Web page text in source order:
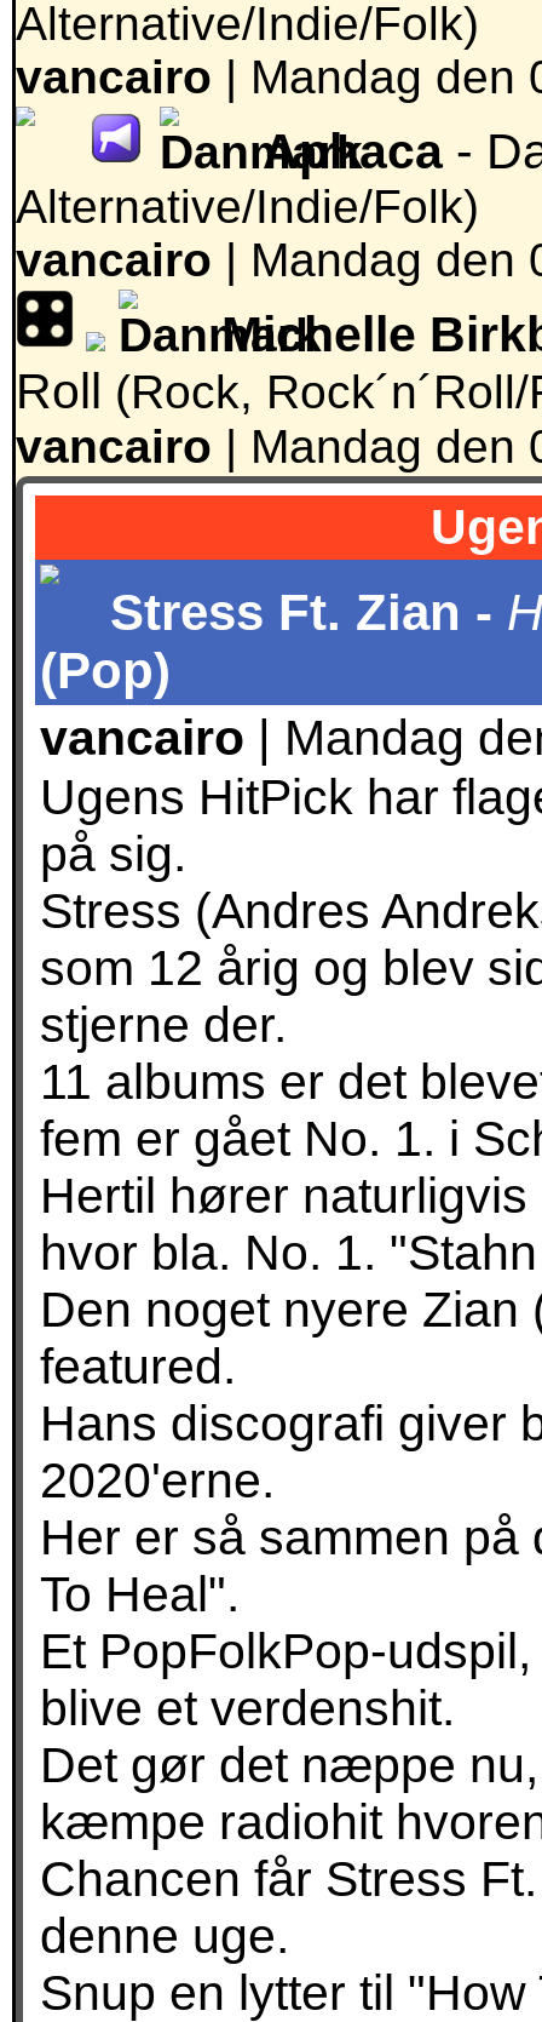
Alternative/Indie/Folk)
vancairo | Mandag den
Aphaca -
Alternative/Indie/Folk)
vancairo | Mandag den
Michelle
Roll (Rock,
vancairo | Mandag den
Stress Ft. Zian -
(Pop)
vancairo | Mandag
Ugens HitPick har
på sig.
Stress (Andres
som 12 årig og blev
stjerne der.
11 albums er det
fem er gået No. 1. i
Hertil hører
hvor bla. No. 1.
Den noget nyere
featured.
Hans discografi giver
2020'erne.
Her er så sammen
To Heal".
Et PopFolkPop-
blive et verdenshit.
Det gør det næppe
kæmpe radiohit
Chancen får Stress
denne uge.
Snup en lytter til